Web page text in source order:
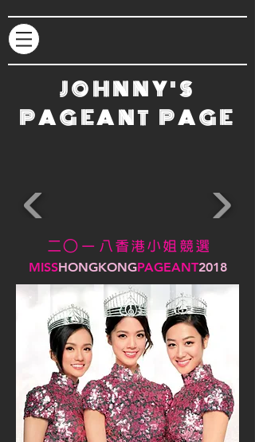
JOHNNY'S
PAGEANT PAGE
二○ 一 八 香 港 小 姐 競 選
MISSHONGKONGPAGEANT2018